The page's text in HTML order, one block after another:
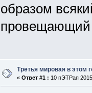
образом
провещающий
Третья мировая в этом
« Ответ #1 : 10 пЭТРап